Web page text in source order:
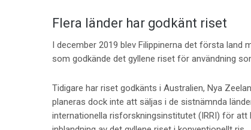
Flera länder har godkänt riset
I december 2019 blev Filippinerna det första land
som godkände det gyllene riset för användning
Tidigare har riset godkänts i Australien, Nya
planeras dock inte att säljas i de sistnämnda
internationella risforskningsinstitutet (IRRI) för att